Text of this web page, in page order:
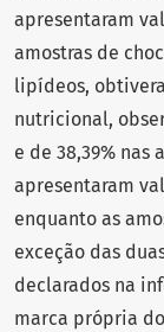
apresentaram
amostras de
lipídeos,
nutricional,
e de 38,39%
apresentaram
enquanto as
exceção das
declarados na
marca própria